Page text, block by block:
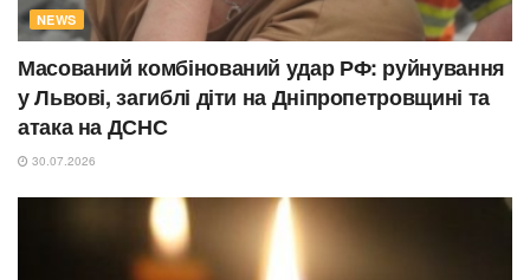
NEWS
Масований комбінований удар РФ: руйнування
у Львові, загиблі діти на Дніпропетровщині та
атака на ДСНС
30.07.2026